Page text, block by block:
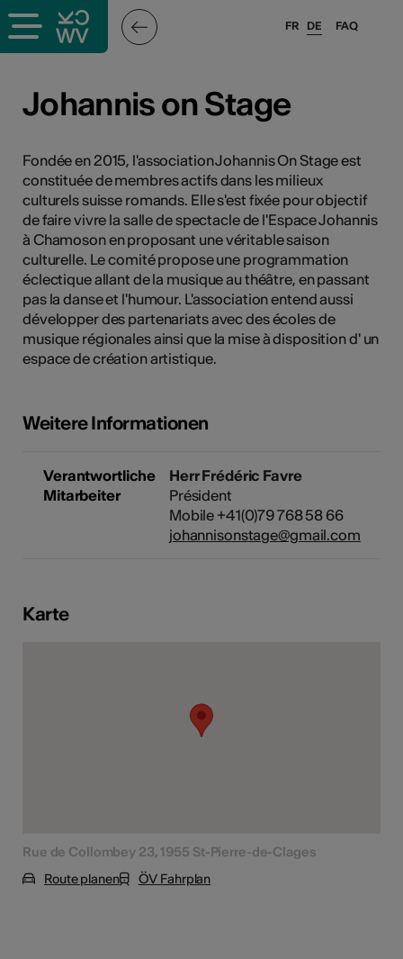
FAQ
FR DE
Johannis on Stage
Fondée en 2015, l'association Johannis On Stage est
constituée de membres actifs dans les milieux
culturels suisse romands. Elle s'est fixée pour objectif
de faire vivre la salle de spectacle de l'Espace Johannis
à Chamoson en proposant une véritable saison
culturelle. Le comité propose une programmation
éclectique allant de la musique au théâtre, en passant
pas la danse et l'humour. L'association entend aussi
développer des partenariats avec des écoles de
musique régionales ainsi que la mise à disposition d' un
espace de création artistique.
Weitere Informationen
Verantwortliche
Mitarbeiter
Herr Frédéric Favre
Président
Mobile +41(0)79 768 58 66
johannisonstage@gmail.com
Karte
Rue de Collombey 23, 1955 St-Pierre-de-Clages
Route planen
ÖV Fahrplan